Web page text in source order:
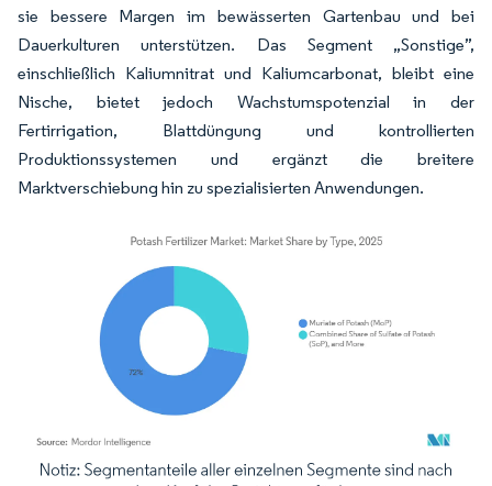
sie bessere Margen im bewässerten Gartenbau und bei
Dauerkulturen unterstützen. Das Segment „Sonstige”,
einschließlich Kaliumnitrat und Kaliumcarbonat, bleibt eine
Nische, bietet jedoch Wachstumspotenzial in der
Fertirrigation, Blattdüngung und kontrollierten
Produktionssystemen und ergänzt die breitere
Marktverschiebung hin zu spezialisierten Anwendungen.